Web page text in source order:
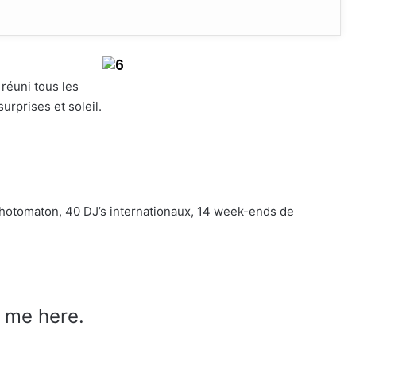
tous les
et soleil.
40 DJ’s internationaux, 14 week-ends de
here.